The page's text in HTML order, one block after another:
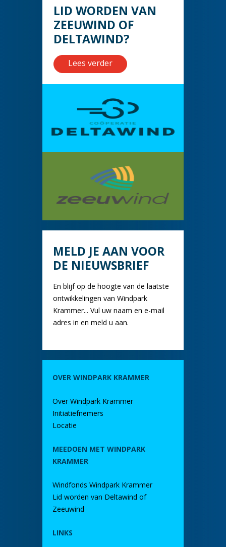
LID WORDEN VAN
ZEEUWIND OF
DELTAWIND?
Lees verder
MELD JE AAN VOOR
DE NIEUWSBRIEF
En blijf op de hoogte van de laatste
ontwikkelingen van Windpark
Krammer... Vul uw naam en e-mail
adres in en meld u aan.
OVER WINDPARK KRAMMER
Over Windpark Krammer
Initiatiefnemers
Locatie
MEEDOEN MET WINDPARK
KRAMMER
Windfonds Windpark Krammer
Lid worden van Deltawind of
Zeeuwind
LINKS